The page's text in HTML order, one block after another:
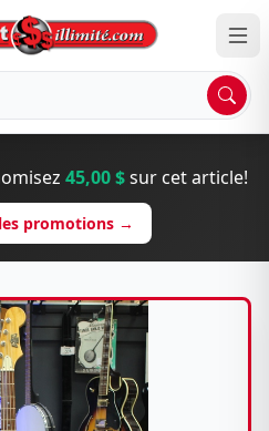
45,00 $sur cet article!
promotions →